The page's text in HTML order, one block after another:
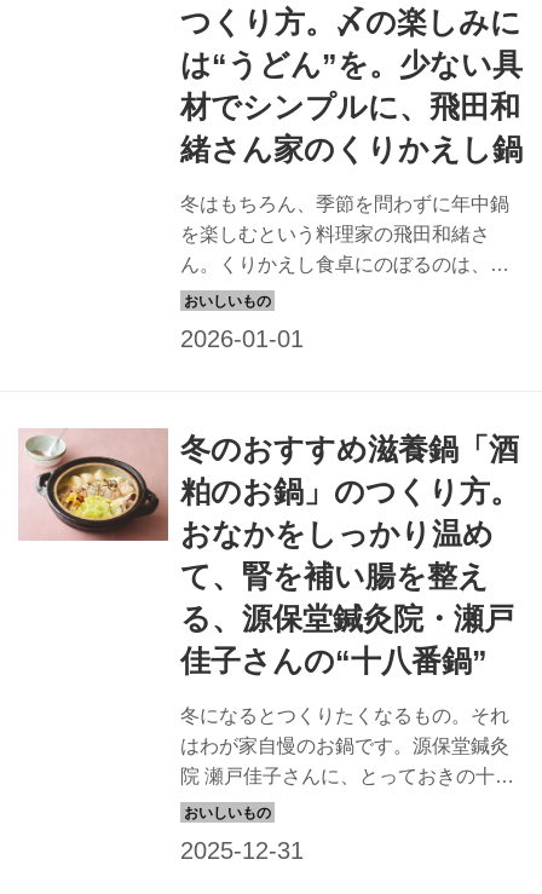
つくり方。〆の楽しみに
は“うどん”を。少ない具
材でシンプルに、飛田和
緒さん家のくりかえし鍋
冬はもちろん、季節を問わずに年中鍋
を楽しむという料理家の飛田和緒さ
ん。くりかえし食卓にのぼるのは、ど
れも少ない材料でつくれるシンプルな
鍋ばかりです。今回は、「鶏と山いも
冬のおすすめ滋養鍋「酒
粕のお鍋」のつくり方。
おなかをしっかり温め
て、腎を補い腸を整え
る、源保堂鍼灸院・瀬戸
佳子さんの“十八番鍋”
冬になるとつくりたくなるもの。それ
はわが家自慢のお鍋です。源保堂鍼灸
院 瀬戸佳子さんに、とっておきの十八
番鍋「酒粕のお鍋」のつくり方を教え